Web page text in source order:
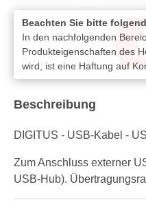
Beachten Sie bitte
In den nachfolgenden
Produkteigenschaften des
wird, ist eine Haftung auf
Beschreibung
DIGITUS - USB-Kabel -
Zum Anschluss externer
USB-Hub).